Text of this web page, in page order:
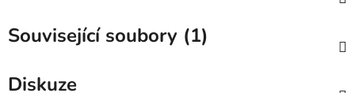
Související soubory (1)
Diskuze